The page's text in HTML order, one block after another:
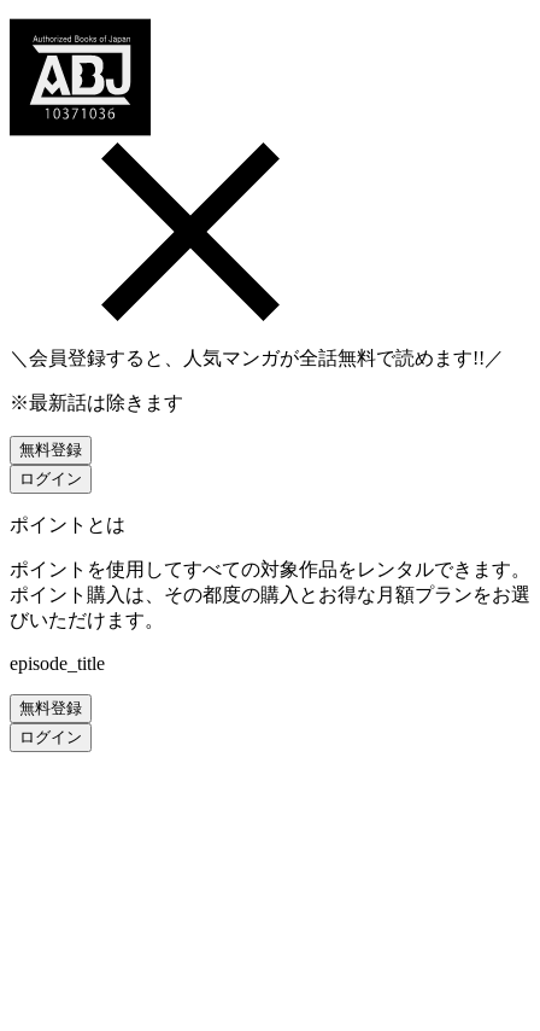
＼会員登録すると、人気マンガが全話無料で読めます!!／
※最新話は除きます
無料登録
ログイン
ポイントとは
ポイントを使用してすべての対象作品をレンタルできます。
ポイント購入は、その都度の購入とお得な月額プランをお選
びいただけます。
episode_title
無料登録
ログイン